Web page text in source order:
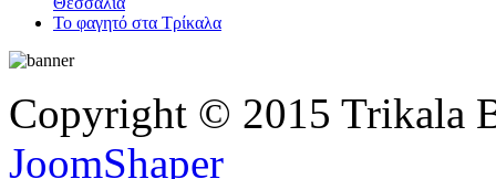
Το φαγητό στα Τρίκαλα
Copyright © 2015 Trikala
JoomShaper